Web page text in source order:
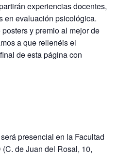
experiencias docentes,
en evaluación psicológica.
y premio al mejor de
a que rellenéis el
de esta página con
presencial en la Facultad
de Juan del Rosal, 10,